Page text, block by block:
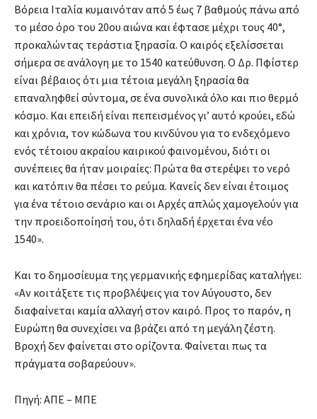
Βόρεια Ιταλία κυμαινόταν από 5 έως 7 βαθμούς πάνω από
το μέσο όρο του 20ου αιώνα και έφτασε μέχρι τους 40°,
προκαλώντας τεράστια ξηρασία. O καιρός εξελίσσεται
σήμερα σε ανάλογη με το 1540 κατεύθυνση. Ο Δρ. Πφίστερ
είναι βέβαιος ότι μια τέτοια μεγάλη ξηρασία θα
επαναληφθεί σύντομα, σε ένα συνολικά όλο και πιο θερμό
κόσμο. Και επειδή είναι πεπεισμένος γι’ αυτό κρούει, εδώ
και χρόνια, τον κώδωνα του κινδύνου για το ενδεχόμενο
ενός τέτοιου ακραίου καιρικού φαινομένου, διότι οι
συνέπειες θα ήταν μοιραίες: Πρώτα θα στερέψει το νερό
και κατόπιν θα πέσει το ρεύμα. Κανείς δεν είναι έτοιμος
για ένα τέτοιο σενάριο και οι Αρχές απλώς χαμογελούν για
την προειδοποίησή του, ότι δηλαδή έρχεται ένα νέο
1540».
Και το δημοσίευμα της γερμανικής εφημερίδας καταλήγει:
«Αν κοιτάξετε τις προβλέψεις για τον Αύγουστο, δεν
διαφαίνεται καμία αλλαγή στον καιρό. Προς το παρόν, η
Ευρώπη θα συνεχίσει να βράζει από τη μεγάλη ζέστη.
Βροχή δεν φαίνεται στο ορίζοντα. Φαίνεται πως τα
πράγματα σοβαρεύουν».
Πηγή: ΑΠΕ – ΜΠΕ